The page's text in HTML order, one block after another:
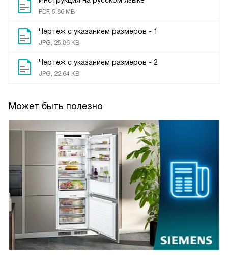
PDF, 5.86 MB
Чертеж с указанием размеров - 1
JPG, 25.86 KB
Чертеж с указанием размеров - 2
JPG, 22.64 KB
Может быть полезно